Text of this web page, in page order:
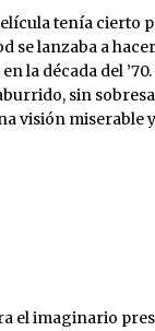
tenía cierto
se lanzaba a
la década del ’70.
sin
visión miserable
el imaginario